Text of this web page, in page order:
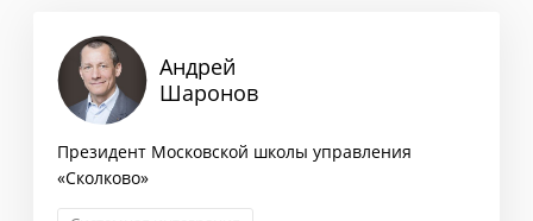
Андрей
Шаронов
Президент Московской школы управления
«Сколково»